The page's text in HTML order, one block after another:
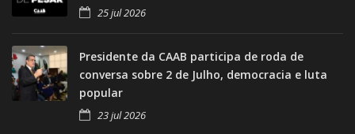
25 jul 2026
Presidente da CAAB participa de roda de
conversa sobre 2 de Julho, democracia e luta
popular
23 jul 2026